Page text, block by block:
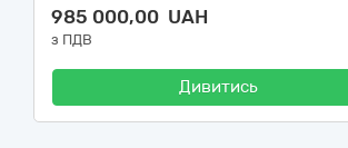
985 000,00 UAH
з ПДВ
Дивитись